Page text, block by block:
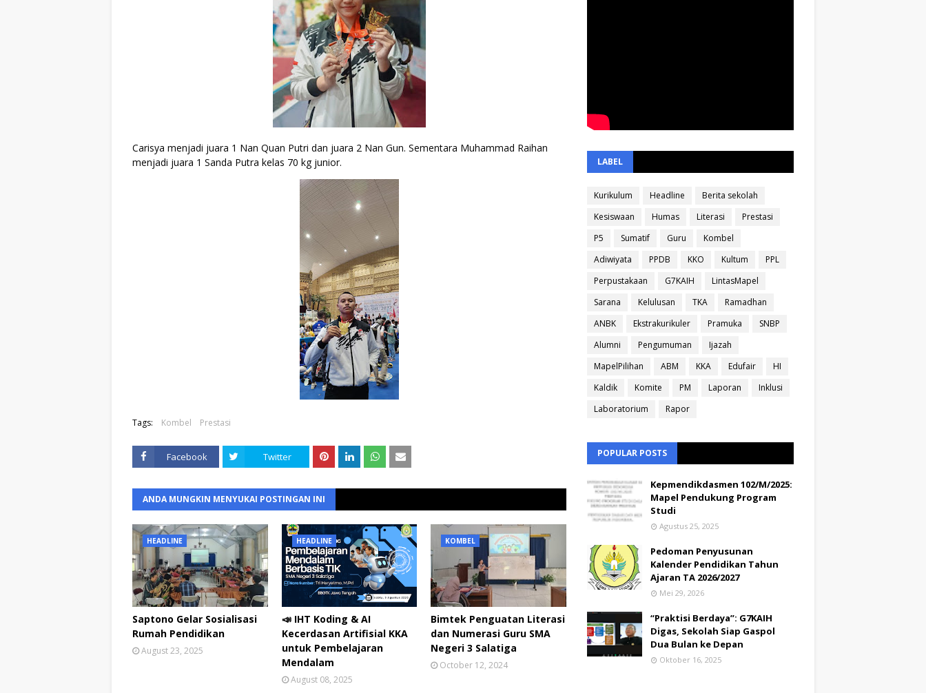
Carisya menjadi juara 1 Nan Quan Putri dan juara 2 Nan Gun. Sementara Muhammad Raihan
menjadi juara 1 Sanda Putra kelas 70 kg junior.
Tags: Kombel Prestasi
Facebook Twitter
ANDA MUNGKIN MENYUKAI POSTINGAN INI
HEADLINE
Saptono Gelar Sosialisasi
Rumah Pendidikan
August 23, 2025
HEADLINE
📣 IHT Koding & AI
Kecerdasan Artifisial KKA
untuk Pembelajaran
Mendalam
August 08, 2025
KOMBEL
Bimtek Penguatan Literasi
dan Numerasi Guru SMA
Negeri 3 Salatiga
October 12, 2024
LABEL
Kurikulum Headline
Berita sekolah
Kesiswaan
Humas Literasi
Prestasi
P5
Sumatif Guru
Kombel
Adiwiyata
PPDB KKO Kultum
PPL
Perpustakaan
G7KAIH
LintasMapel
Sarana
Kelulusan TKA
Ramadhan
ANBK
Ekstrakurikuler Pramuka
SNBP
Alumni
Pengumuman
Ijazah
MapelPilihan
ABM KKA Edufair
HI
Kaldik
Komite PM Laporan
Inklusi
Laboratorium
Rapor
POPULAR POSTS
Kepmendikdasmen 102/M/2025:
Mapel Pendukung Program
Studi
Agustus 25, 2025
Pedoman Penyusunan
Kalender Pendidikan Tahun
Ajaran TA 2026/2027
Mei 29, 2026
“Praktisi Berdaya”: G7KAIH
Digas, Sekolah Siap Gaspol
Dua Bulan ke Depan
Oktober 16, 2025